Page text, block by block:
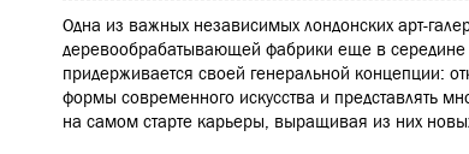
Одна из важных независимых лондонских арт-
деревообрабатывающей фабрики еще в середине
придерживается своей генеральной концепции:
формы современного искусства и представлять
на самом старте карьеры, выращивая из них